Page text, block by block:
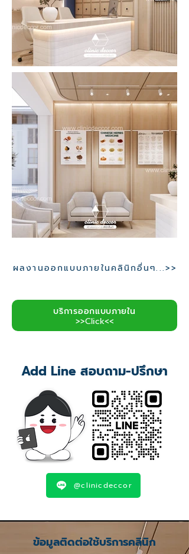
ผลงานออกแบบภายในคลินิกอื่นๆ...>>
บริการออกแบบภายใน
>>Click<<
Add Line สอบถาม-ปรึกษา
@clinicdeccor
ข้อมูลติดต่อใช้บริการคลินิก